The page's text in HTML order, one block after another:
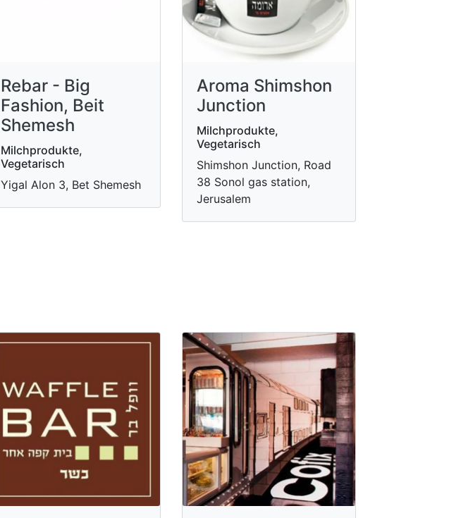
Rebar - Big
Fashion, Beit
Shemesh
Milchprodukte,
Vegetarisch
Yigal Alon 3, Bet Shemesh
Aroma Shimshon
Junction
Milchprodukte,
Vegetarisch
Shimshon Junction, Road
38 Sonol gas station,
Jerusalem